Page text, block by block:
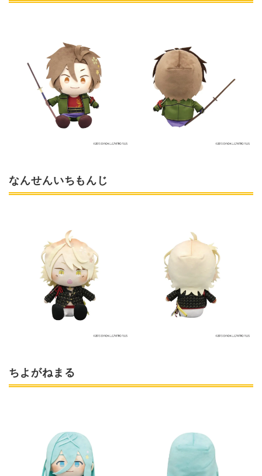
なんせんいちもんじ
ちよがねまる